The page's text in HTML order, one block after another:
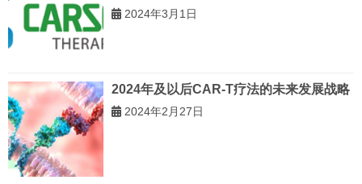
2024年3月1日
2024年及以后CAR-T疗法的未来发展战略
2024年2月27日